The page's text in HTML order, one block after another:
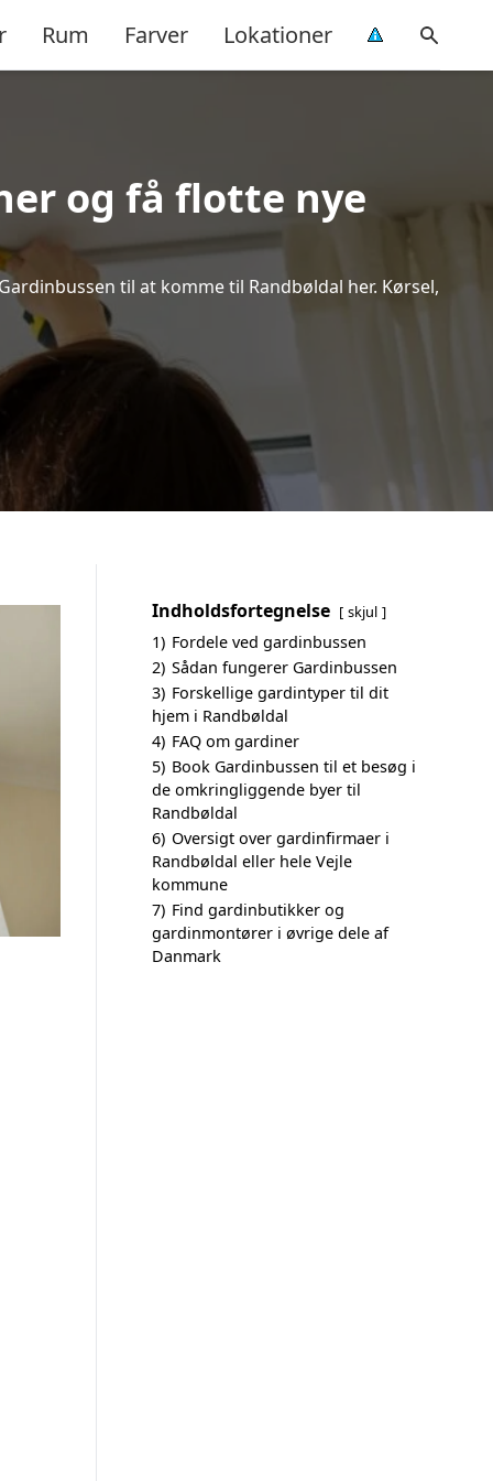
Rum Farver Lokationer
og få flotte nye
til at komme til Randbøldal her. Kørsel,
Indholdsfortegnelse skjul
1) Fordele ved gardinbussen
2) Sådan fungerer Gardinbussen
3) Forskellige gardintyper til dit
hjem i Randbøldal
4) FAQ om gardiner
5) Book Gardinbussen til et besøg i
de omkringliggende byer til
Randbøldal
6) Oversigt over gardinfirmaer i
Randbøldal eller hele Vejle
kommune
7) Find gardinbutikker og
gardinmontører i øvrige dele af
Danmark